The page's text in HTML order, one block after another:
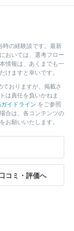
時の経験談です。最新
おいては、選考フロー
情報は、あくまでも一
ますと幸いです。
おりますが、掲載さ
は責任を負いかねま
イドライン をご参照
合は、各コンテンツの
お願いいたします。
コミ・評価へ